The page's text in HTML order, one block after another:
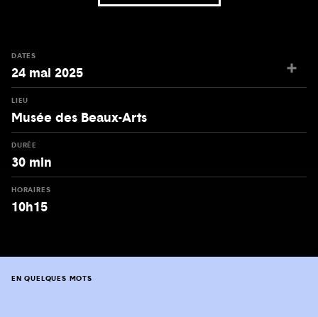
DATES
24 mai 2025
LIEU
Musée des Beaux-Arts
DURÉE
30 min
HORAIRES
10h15
EN QUELQUES MOTS